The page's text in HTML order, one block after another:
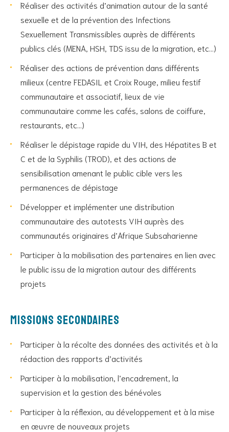
Réaliser des activités d’animation autour de la santé
sexuelle et de la prévention des Infections
Sexuellement Transmissibles auprès de différents
publics clés (MENA, HSH, TDS issu de la migration, etc…)
Réaliser des actions de prévention dans différents
milieux (centre FEDASIL et Croix Rouge, milieu festif
communautaire et associatif, lieux de vie
communautaire comme les cafés, salons de coiffure,
restaurants, etc…)
Réaliser le dépistage rapide du VIH, des Hépatites B et
C et de la Syphilis (TROD), et des actions de
sensibilisation amenant le public cible vers les
permanences de dépistage
Développer et implémenter une distribution
communautaire des autotests VIH auprès des
communautés originaires d’Afrique Subsaharienne
Participer à la mobilisation des partenaires en lien avec
le public issu de la migration autour des différents
projets
Missions secondaires
Participer à la récolte des données des activités et à la
rédaction des rapports d’activités
Participer à la mobilisation, l’encadrement, la
supervision et la gestion des bénévoles
Participer à la réflexion, au développement et à la mise
en œuvre de nouveaux projets